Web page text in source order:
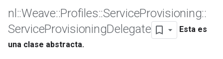
nl ::Weave::Profiles::ServiceProvisioning::
ServiceProvisioningDelegate
Esta es
una clase abstracta.